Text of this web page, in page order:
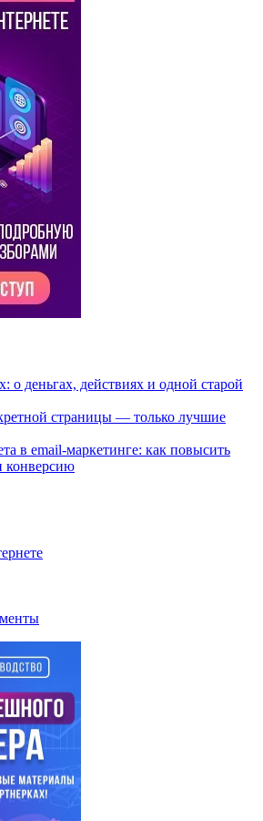
о деньгах, действиях и одной старой
страницы — только лучшие
в email-маркетинге: как повысить
конверсию